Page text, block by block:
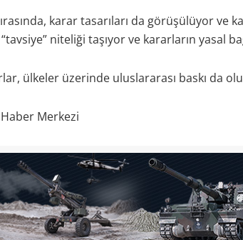
karar tasarıları da görüşülüyor ve
niteliği taşıyor ve kararların yasal
ülkeler üzerinde uluslararası baskı da
Merkezi